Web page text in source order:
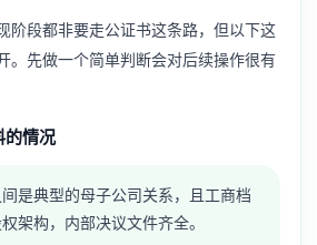
阶段都非要走公证书这条路，但以下这
。先做一个简单判断会对后续操作很有
的情况
是典型的母子公司关系，且工商档
架构，内部决议文件齐全。